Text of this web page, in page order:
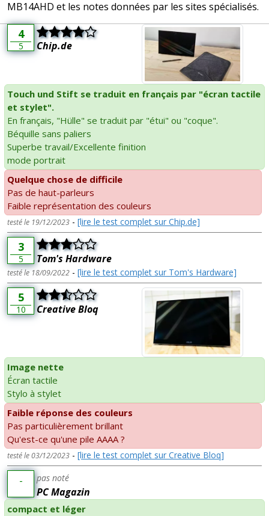
MB14AHD et les notes données par les sites spécialisés.
4
5 Chip.de
Touch und Stift se traduit en français par "écran tactile
et stylet".
En français, "Hülle" se traduit par "étui" ou "coque".
Béquille sans paliers
Superbe travail/Excellente finition
mode portrait
Quelque chose de difficile
Pas de haut-parleurs
Faible représentation des couleurs
testé le 19/12/2023 - [lire le test complet sur Chip.de]
3
5 Tom's Hardware
testé le 18/09/2022 - [lire le test complet sur Tom's Hardware]
5
10 Creative Bloq
Image nette
Écran tactile
Stylo à stylet
Faible réponse des couleurs
Pas particulièrement brillant
Qu'est-ce qu'une pile AAAA ?
testé le 03/12/2023 - [lire le test complet sur Creative Bloq]
- pas noté
PC Magazin
compact et léger